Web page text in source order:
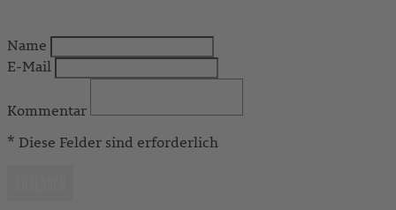
Name
E-Mail
Kommentar
* Diese Felder sind erforderlich